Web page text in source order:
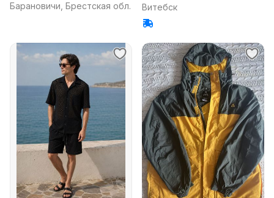
Барановичи, Брестская обл.
Витебск